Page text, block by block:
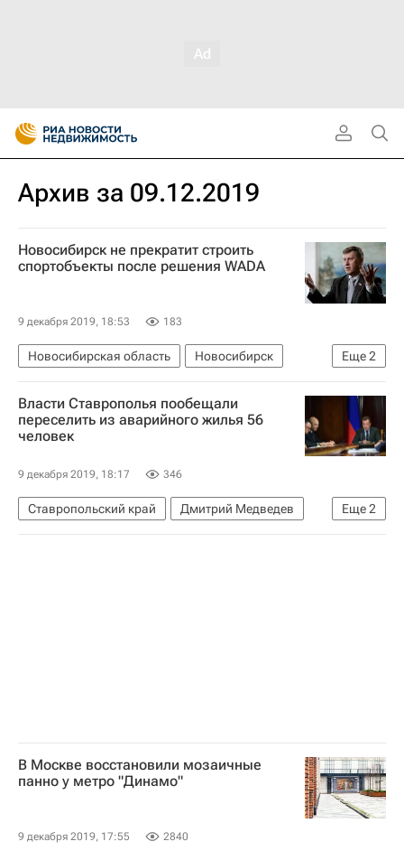
Архив за 09.12.2019
Новосибирск не прекратит строить
спортобъекты после решения WADA
9 декабря 2019, 18:53 183
Еще2
Новосибирская область
Новосибирск
Инфраструктура
Всемирное антидопинговое агентство (WADA)
Власти Ставрополья пообещали
переселить из аварийного жилья 56
человек
9 декабря 2019, 18:17 346
Еще2
Ставропольский край
Дмитрий Медведев
Жилье
Аварийные дома
В Москве восстановили мозаичные
панно у метро "Динамо"
9 декабря 2019, 17:55 2840